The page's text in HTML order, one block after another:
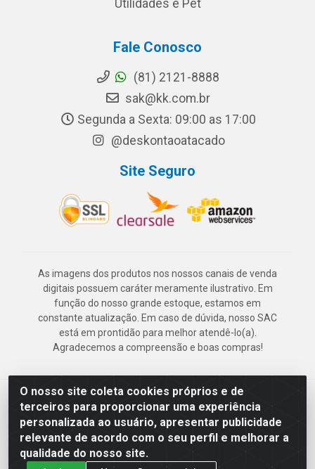
O nosso site coleta cookies próprios e de
terceiros para proporcionar uma experiência
personalizada ao usuário, apresentar publicidade
relevante de acordo com o seu perfil e melhorar a
qualidade do nosso site.
Utilidades e Pet
Fale Conosco
(81) 2121-8888
sak@kk.com.br
Segunda a Sexta: 09:00 as 17:00
@deskontaoatacado
Site Seguro
As imagens dos produtos nos nossos canais de venda
digitais possuem caráter meramente ilustrativo. Em
função do nosso grande estoque, estamos em
constante atualização. Em caso de dúvida, nosso SAC
está em prontidão para melhor atendê-lo(a).
Agradecemos a compreensão e boas compras!
Deskontão Atacado - Av. Marechal Mascarenhas de Morais, 2471 -
Imbiribeira - Recife/PE - CEP 51.150-001 - CNPJ 24.150.377/0003-
57